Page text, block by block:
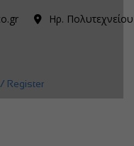
Ηρ.
DIMCO!
Register